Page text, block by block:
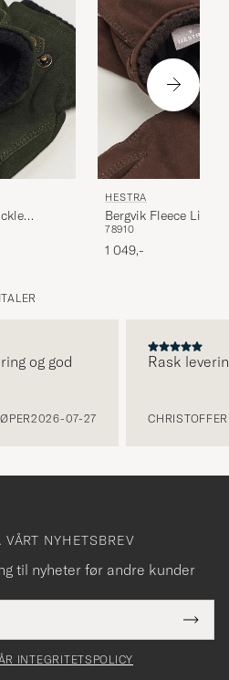
HESTRA
Bergvik Fleece Liner
Nubuck Glove
78910
1 049,-
og god
2026-07-27
Rask
VÅRT NYHETSBREV
til nyheter før andre kunder
INTEGRITETSPOLICY